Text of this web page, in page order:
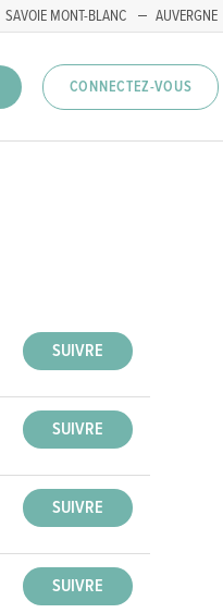
SAVOIE MONT-BLANC AUVERGNE
CONNECTEZ-VOUS